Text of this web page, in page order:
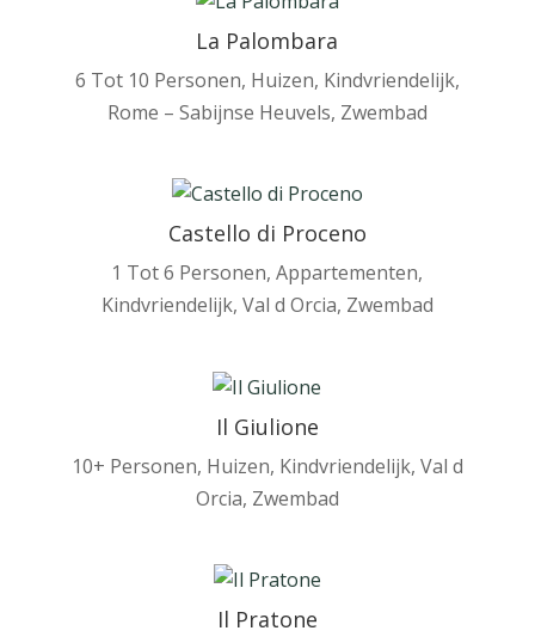
La Palombara
6 Tot 10 Personen, Huizen, Kindvriendelijk,
Rome – Sabijnse Heuvels, Zwembad
Castello di Proceno
1 Tot 6 Personen,Appartementen,
Kindvriendelijk, Val d Orcia, Zwembad
Il Giulione
10+ Personen, Huizen, Kindvriendelijk, Val d
Orcia, Zwembad
Il Pratone